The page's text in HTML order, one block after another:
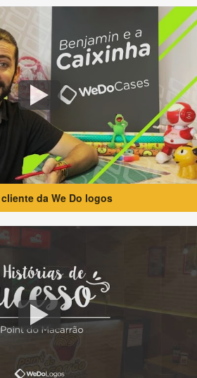
da We Do logos